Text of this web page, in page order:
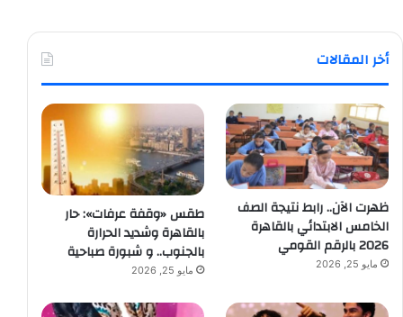
أخر المقالات
ظهرت الآن.. رابط نتيجة الصف
الخامس الابتدائي بالقاهرة
2026 بالرقم القومي
مايو 25, 2026
طقس «وقفة عرفات»: حار
بالقاهرة وشديد الحرارة
بالجنوب.. و شبورة صباحية
مايو 25, 2026